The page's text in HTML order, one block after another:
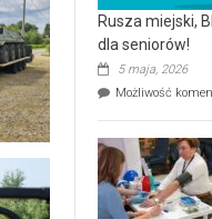
Rusza miejski,
dla seniorów!
5 maja, 2026
Możliwość